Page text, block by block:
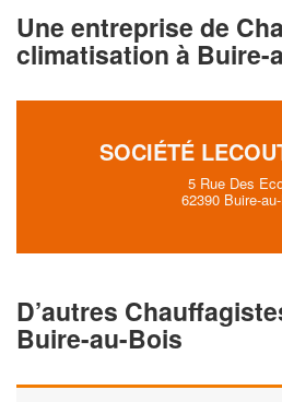
Une entreprise de
climatisation à Buire-
SOCIÉTÉ
5 Rue Des
62390 Buire-
D’autres
Buire-au-Bois
Augmentez
nouveaux
En